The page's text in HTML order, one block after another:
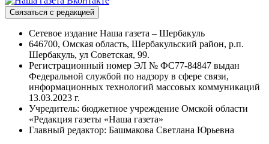
Связаться с редакцией
Сетевое издание Наша газета – Шербакуль
646700, Омская область, Шербакульский район, р.п.
Шербакуль, ул Советская, 99.
Регистрационный номер ЭЛ № ФС77-84847 выдан
Федеральной службой по надзору в сфере связи,
информационных технологий массовых коммуникаций
13.03.2023 г.
Учредитель: бюджетное учреждение Омской области
«Редакция газеты «Наша газета»
Главный редактор: Башмакова Светлана Юрьевна